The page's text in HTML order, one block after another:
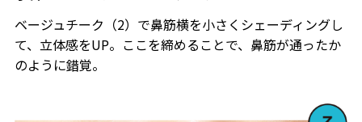
ベージュチーク（2）で鼻筋横を小さくシェーディングし
て、立体感をUP。ここを締めることで、鼻筋が通ったか
のように錯覚。